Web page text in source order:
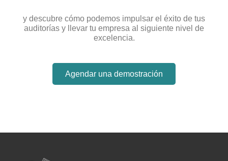
y descubre cómo podemos impulsar el éxito de tus
auditorías y llevar tu empresa al siguiente nivel de
excelencia.
Agendar una demostración